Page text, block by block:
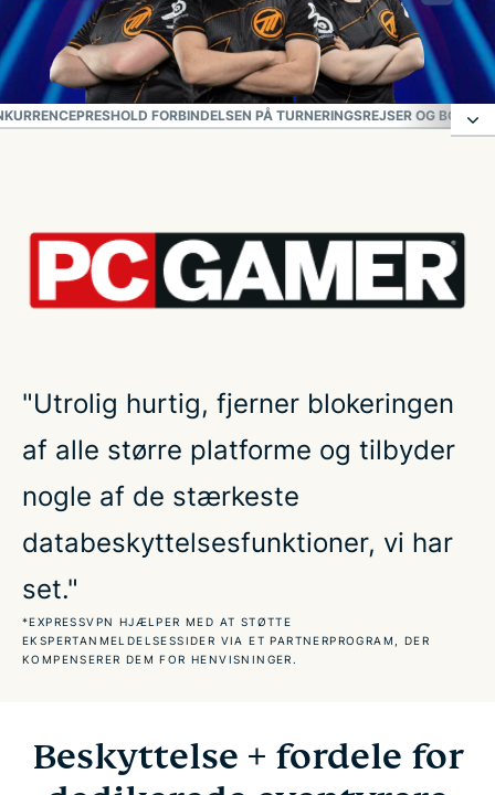
HOLD FORBINDELSEN PÅ TURNERINGSREJSER OG
Konfigurer ExpressVPN til nætter med fremskridt
ExpressVPN fungerer pålideligt med alle dine
Få den bedste ydeevne til raids og mythics
Hold forbindelsen på turneringsrejser og
bootcamps
Indbygget beskyttelse til sikker gaming
Det siger vores mest tilfredse kunder om os
"Utrolig hurtig, fjerner blokeringen
af alle større platforme og tilbyder
nogle af de stærkeste
databeskyttelsesfunktioner, vi har
set."
*EXPRESSVPN HJÆLPER MED AT STØTTE
EKSPERTANMELDELSESSIDER VIA ET PARTNERPROGRAM, DER
KOMPENSERER DEM FOR HENVISNINGER.
Beskyttelse + fordele for